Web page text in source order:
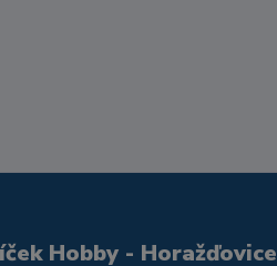
Hobby - Horažďovice